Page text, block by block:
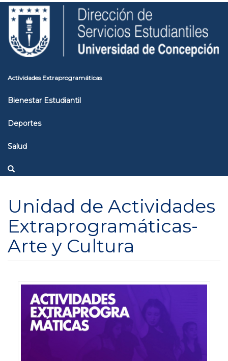
Pasar
contenido
principal
Toggle
high
contrast
Actividades Extraprogramáticas
Bienestar Estudiantil
Deportes
Salud
Unidad de Actividades
Extraprogramáticas-
Arte y Cultura